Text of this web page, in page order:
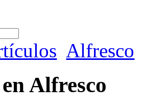
Alfresco
Alfresco